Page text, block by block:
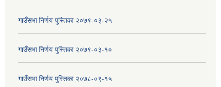
गाउँसभा निर्णय पुस्तिका २०७९-०३-२५
गाउँसभा निर्णय पुस्तिका २०७९-०३-१०
गाउँसभा निर्णय पुस्तिका २०७८-०९-१५